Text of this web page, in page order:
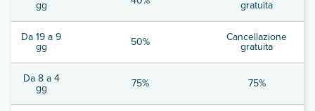
gg gratuita
Da 19 a 9
gg 50% Cancellazione
gratuita
Da 8 a 4
gg 75% 75%